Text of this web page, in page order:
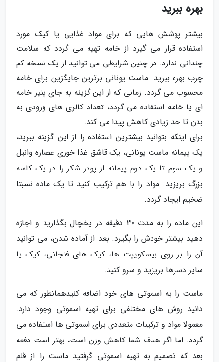
بهره ببرید
بیشتر پوشش هایی که برای مواد غذایی یا کیک مورد
استفاده قرار می گیرد از خامه تهیه می گردد که سلامت
چندانی ندارد. در چنین شرایطی می توانید از یک نسخه کم
چرب بهره ببرید. ماست یونانی برترین جایگزین برای خامه
محسوب می گردد. زمانی که از این گزینه به جای پنیر خامه
ای یا خامه استفاده می گردد، تعداد کالری های ورودی به
بدن تا حد زیادی کاهش پیدا می کند.
برای اینکه بتوانید بیشترین استفاده را از این گزینه ببرید،
یک پیمانه ماست یونانی، یک قاشق غذا خوری عصاره وانیل
و یک سوم تا یک دوم پیمانه از پودر شکر را در یک کاسه
بزرگ بریزید. مواد را با هم ترکیب کنید تا یک ماده نسبتا
ضخیم ایجاد گردد.
این ماده را به مدت 30 دقیقه در یخچال بگذارید و اجازه
دهید بیشتر خودش را بگیرد. بعد از آماده شدن، می توانید
آن را بر روی بیسکوییت ها، کیک های فنجانی، کیک یا
سایر دسرها بریزید و سرو کنید.
ماست را به اسموتی های خود اضافه کنیدهمانطور که می
دانید روش های مختلفی برای تهیه اسموتی وجود دارد.
معمولا مواد و ترکیبات متعددی برای اسموتی ها استفاده می
گردد. اما اگر هدف شما کاهش وزن است، بهتر است دفعه
بعد که تصمیم به تهیه اسموتی گرفتید ماست را از قلم